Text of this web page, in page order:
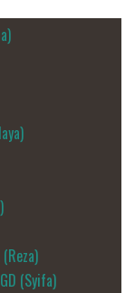
(Syifa)